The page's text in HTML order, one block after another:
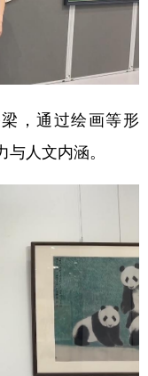
，通过绘画等形
人文内涵。